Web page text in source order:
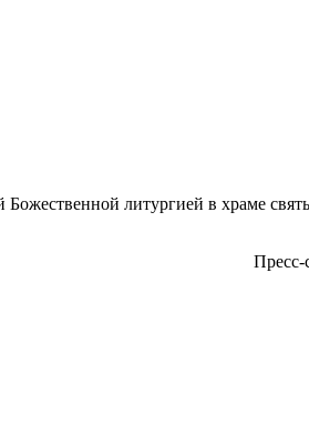
литургией в храме
Пресс-